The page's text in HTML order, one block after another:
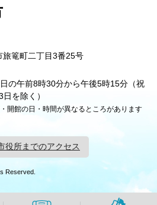
篭町二丁目3番25号
の午前8時30分から午後5時15分（祝
を除く）
開館の日・時間が異なるところがあります
役所までのアクセス
Reserved.